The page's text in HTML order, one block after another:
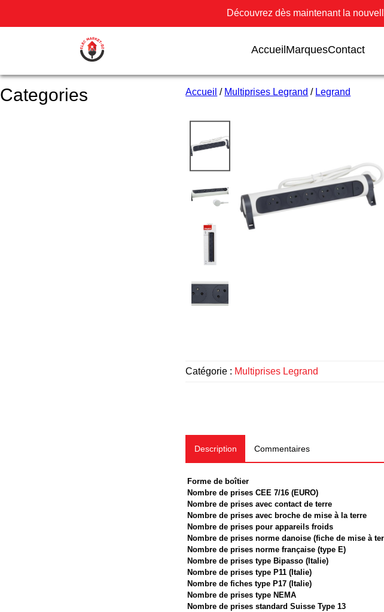
Découvrez dès maintenant la
Accueil MarquesContact
Categories Accueil / Multiprises Legrand / Legrand
Catégorie : Multiprises Legrand
Description Commentaires
Forme de boîtier
Nombre de prises CEE 7/16 (EURO)
Nombre de prises avec contact de terre
Nombre de prises avec broche de mise à la terre
Nombre de prises pour appareils froids
Nombre de prises norme danoise (fiche de mise à
Nombre de prises norme française (type E)
Nombre de prises type Bipasso (Italie)
Nombre de prises type P11 (Italie)
Nombre de fiches type P17 (Italie)
Nombre de prises type NEMA
Nombre de prises standard Suisse Type 13